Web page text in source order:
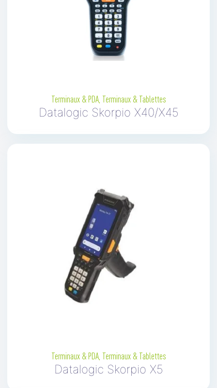
Terminaux & PDA, Terminaux & Tablettes
Datalogic Skorpio X40/X45
Terminaux & PDA, Terminaux & Tablettes
Datalogic Skorpio X5